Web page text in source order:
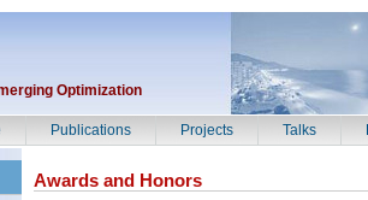
Optimization
Publications Projects Talks
Awards and Honors